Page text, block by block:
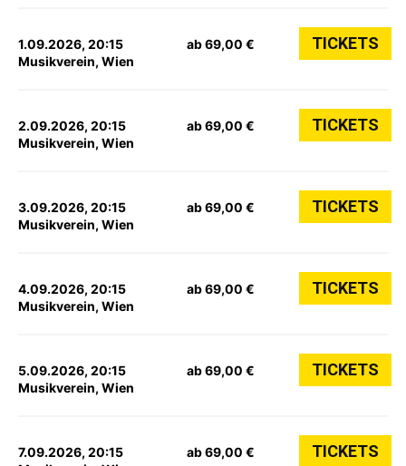
1.09.2026, 20:15
Musikverein, Wien
ab 69,00 € TICKETS
2.09.2026, 20:15
Musikverein, Wien
ab 69,00 € TICKETS
3.09.2026, 20:15
Musikverein, Wien
ab 69,00 € TICKETS
4.09.2026, 20:15
Musikverein, Wien
ab 69,00 € TICKETS
5.09.2026, 20:15
Musikverein, Wien
ab 69,00 € TICKETS
7.09.2026, 20:15
ab 69,00 € TICKETS